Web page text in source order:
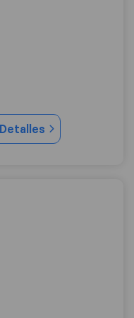
Detalles